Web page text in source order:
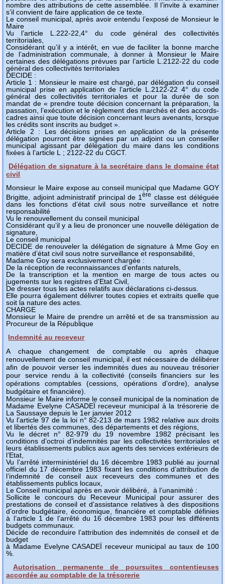
nombre des attributions de cette assemblée. Il l’invite à examiner
s’il convient de faire application de ce texte.
Le conseil municipal, après avoir entendu l’exposé de Monsieur le
Maire
Vu l’article L.222-22,4° du code général des collectivités
territoriales,
Considérant qu’il y a intérêt, en vue de faciliter la bonne marche
de l’administration communale, à donner à Monsieur le Maire
certaines des délégations prévues par l’article L.2122-22 du code
général des collectivités territoriales
DECIDE :
Article 1 : Monsieur le maire est chargé, par délégation du conseil
municipal prise en application de l’article L.2122-22 4° du code
général des collectivités territoriales et pour la durée de son
mandat de « prendre toute décision concernant la préparation, la
passation, l’exécution et le règlement des marchés et des accords-
cadres ainsi que toute décision concernant leurs avenants, lorsque
les crédits sont inscrits au budget ».
Article 2 : Les décisions prises en application de la présente
délégation pourront être signées par un adjoint ou un conseiller
municipal agissant par délégation du maire dans les conditions
fixées à l’article L ; 2122-22 du CGCT.
Délégation de signature à la secrétaire dans le domaine état
civil
Monsieur le Maire expose au conseil municipal que Madame GOY
Brigitte, adjoint administratif principal de 1ère classe est déléguée
dans les fonctions d’état civil sous notre surveillance et notre
responsabilité
Vu le renouvellement du conseil municipal
Considérant qu’il y a lieu de prononcer une nouvelle délégation de
signature,
Le conseil municipal
DECIDE de renouveler la délégation de signature à Mme Goy en
matière d’état civil sous notre surveillance et responsabilité,
Madame Goy sera exclusivement chargée :
De la réception de reconnaissances d’enfants naturels,
De la transcription et la mention en marge de tous actes ou
jugements sur les registres d’Etat Civil,
De dresser tous les actes relatifs aux déclarations ci-dessus.
Elle pourra également délivrer toutes copies et extraits quelle que
soit la nature des actes.
CHARGE
Monsieur le Maire de prendre un arrêté et de sa transmission au
Procureur de la République
Indemnité au receveur
A chaque changement de comptable ou après chaque
renouvellement de conseil municipal, il est nécessaire de délibérer
afin de pouvoir verser les indemnités dues au nouveau trésorier
pour service rendu à la collectivité (conseils financiers sur les
opérations comptables (cessions, opérations d’ordre), analyse
budgétaire et financière).
Monsieur le Maire informe le conseil municipal de la nomination de
Madame Evelyne CASADEÏ receveur municipal à la trésorerie de
La Saussaye depuis le 1er janvier 2012
Vu l’article 97 de la loi n° 82-213 de mars 1982 relative aux droits
et libertés des communes, des départements et des régions,
Vu le décret n° 82-979 du 19 novembre 1982 précisant les
conditions d’octroi d’indemnités par les collectivités territoriales et
leurs établissements publics aux agents des services extérieurs de
l’Etat,
Vu l’arrêté interministériel du 16 décembre 1983 publié au journal
officiel du 17 décembre 1983 fixant les conditions d’attribution de
l’indemnité de conseil aux receveurs des communes et des
établissements publics locaux,
Le Conseil municipal après en avoir délibéré, à l’unanimité :
Sollicite le concours du Receveur Municipal pour assurer des
prestations de conseil et d’assistance relatives à des dispositions
d’ordre budgétaire, économique, financière et comptable définies
à l’article 1 de l’arrêté du 16 décembre 1983 pour les différents
budgets communaux.
Décide de reconduire l’attribution des indemnités de conseil et de
budget
à Madame Evelyne CASADEÏ receveur municipal au taux de 100
%.
Autorisation permanente de poursuites contentieuses
accordée au comptable de la trésorerie